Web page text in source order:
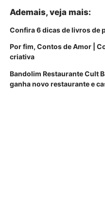
Ademais, veja mais:
Confira 6 dicas de livros de
Por fim, Contos de Amor |
criativa
Bandolim Restaurante Cult
ganha novo restaurante e